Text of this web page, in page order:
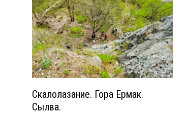
Скалолазание. Гора Ермак.
Сылва.